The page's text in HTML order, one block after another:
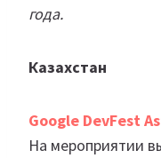
года.
Казахстан
Google DevFest
На мероприятии